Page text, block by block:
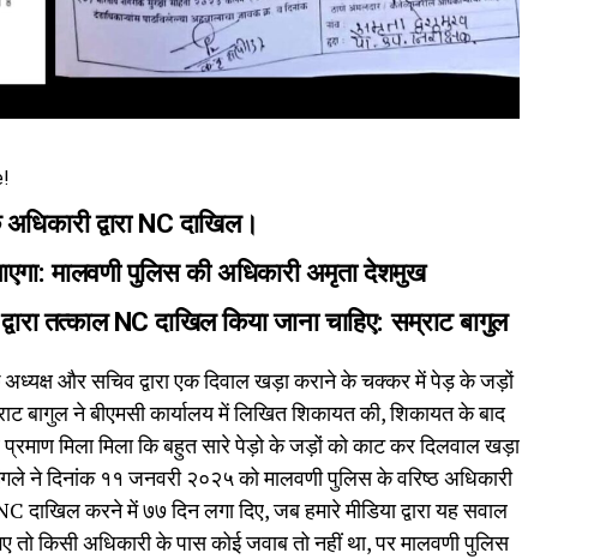
द्वारा NC दाखिल।
मालवणी पुलिस की अधिकारी अमृता देशमुख
तत्काल NC दाखिल किया जाना चाहिए: सम्राट बागुल
और सचिव द्वारा एक दिवाल खड़ा कराने के चक्कर में पेड़ के जड़ों
बागुल ने बीएमसी कार्यालय में लिखित शिकायत की, शिकायत के बाद
प्रमाण मिला मिला कि बहुत सारे पेड़ो के जड़ों को काट कर दिलवाल खड़ा
ने दिनांक ११ जनवरी २०२५ को मालवणी पुलिस के वरिष्ठ अधिकारी
दाखिल करने में ७७ दिन लगा दिए, जब हमारे मीडिया द्वारा यह सवाल
किसी अधिकारी के पास कोई जवाब तो नहीं था, पर मालवणी पुलिस